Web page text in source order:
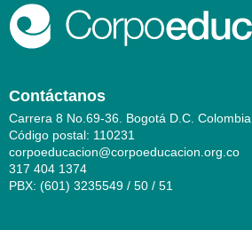
Contáctanos
Carrera 8 No.69-36. Bogotá D.C. Colombia
Código postal: 110231
corpoeducacion@corpoeducacion.org.co
317 404 1374
PBX: (601) 3235549 / 50 / 51